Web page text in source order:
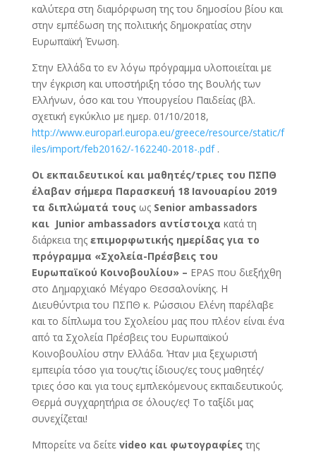
καλύτερα στη διαμόρφωση της του δημοσίου βίου και
στην εμπέδωση της πολιτικής δημοκρατίας στην
Ευρωπαϊκή Ένωση.
Στην Ελλάδα το εν λόγω πρόγραμμα υλοποιείται με
την έγκριση και υποστήριξη τόσο της Βουλής των
Ελλήνων, όσο και του Υπουργείου Παιδείας (βλ.
σχετική εγκύκλιο με ημερ. 01/10/2018,
http://www.europarl.europa.eu/greece/resource/static/f
iles/import/feb20162/-162240-2018-.pdf.
Oι εκπαιδευτικοί και μαθητές/τριες του ΠΣΠΘ
έλαβαν σήμερα Παρασκευή 18 Ιανουαρίου 2019
τα διπλώματά τουςως Senior ambassadors
και Junior ambassadors αντίστοιχα κατά τη
διάρκεια τηςεπιμορφωτικής ημερίδας για το
πρόγραμμα «Σχολεία-Πρέσβεις του
Ευρωπαϊκού Κοινοβουλίου» – EPAS που διεξήχθη
στο Δημαρχιακό Μέγαρο Θεσσαλονίκης. Η
Διευθύντρια του ΠΣΠΘ κ. Ρώσσιου Ελένη παρέλαβε
και το δίπλωμα του Σχολείου μας που πλέον είναι ένα
από τα Σχολεία Πρέσβεις του Ευρωπαϊκού
Κοινοβουλίου στην Ελλάδα. Ήταν μια ξεχωριστή
εμπειρία τόσο για τους/τις ίδιους/ες τους μαθητές/
τριες όσο και για τους εμπλεκόμενους εκπαιδευτικούς.
Θερμά συγχαρητήρια σε όλους/ες! Το ταξίδι μας
συνεχίζεται!
Μπορείτε να δείτεvideo και φωτογραφίεςτης